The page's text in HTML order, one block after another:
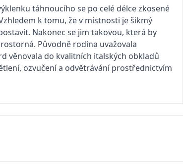
táhnoucího se po celé délce zkosené
k tomu, že v místnosti je šikmý
Nakonec se jim takovou, která by
Původně rodina uvažovala
věnovala do kvalitních italských obkladů
ozvučení a odvětrávání prostřednictvím